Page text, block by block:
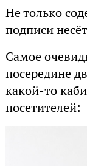
Не только
подписи
Самое
посередине
какой-то
посетителей: